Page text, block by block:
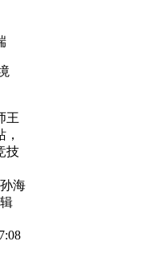
王
技
海